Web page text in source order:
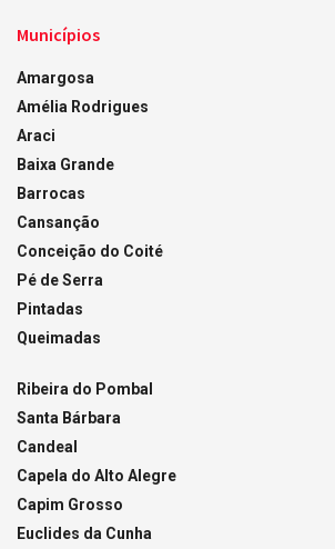
Municípios
Amargosa
Amélia Rodrigues
Araci
Baixa Grande
Barrocas
Cansanção
Conceição do Coité
Pé de Serra
Pintadas
Queimadas
Ribeira do Pombal
Santa Bárbara
Candeal
Capela do Alto Alegre
Capim Grosso
Euclides da Cunha